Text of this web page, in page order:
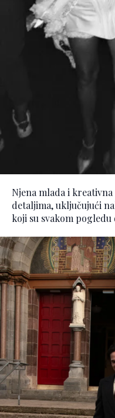
Njena mlada i
detaljima, uključujući
koji su svakom